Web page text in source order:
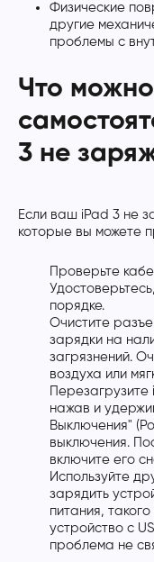
Физические
другие
проблемы с
Что
3 не
Если ваш iPad 3 не
которые вы можете
Проверьте
порядке.
Очистите
зарядки на
загрязнений.
воздуха или
нажав и
Выключения"
выключения.
включите его
Используйте
зарядить
питания,
устройство с
проблема не